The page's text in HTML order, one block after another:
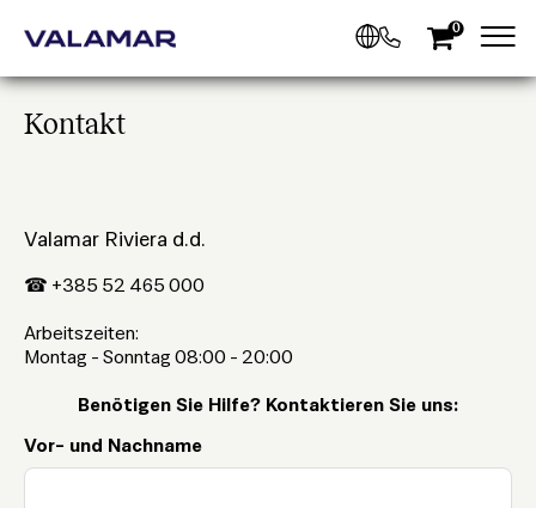
0
Kontakt
Valamar Riviera d.d.
☎ +385 52 465 000
Arbeitszeiten:
Montag - Sonntag 08:00 - 20:00
Benötigen Sie Hilfe? Kontaktieren Sie uns:
Vor- und Nachname